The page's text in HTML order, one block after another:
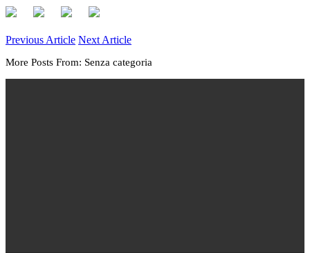
Previous Article Next Article
More Posts From: Senza categoria